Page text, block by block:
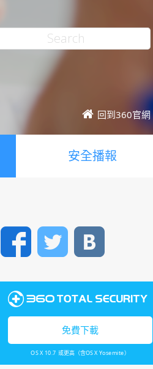
回到360官網
安全播報
FacebookTwitter
免費下載
OS X 10.7 或更高（含OS X Yosemite）